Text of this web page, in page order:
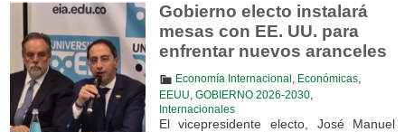
Gobierno electo instalará
mesas con EE. UU. para
enfrentar nuevos aranceles
Economía Internacional Económicas,
EEUU GOBIERNO 2026-2030,
Internacionales
El vicepresidente electo, José Manuel